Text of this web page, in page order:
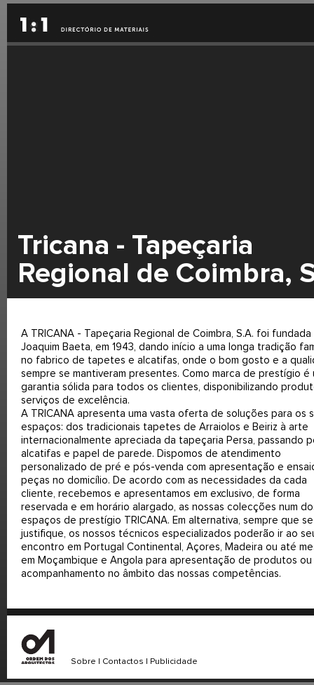
Tricana - Tapeçaria
Regional de Coimbra,
A TRICANA - Tapeçaria Regional de Coimbra, S.A. foi
Joaquim Baeta, em 1943, dando início a uma longa tradição
no fabrico de tapetes e alcatifas, onde o bom gosto e a
sempre se mantiveram presentes. Como marca de prestígio é
garantia sólida para todos os clientes, disponibilizando
serviços de excelência.
A TRICANA apresenta uma vasta oferta de soluções para os
espaços: dos tradicionais tapetes de Arraiolos e Beiriz à arte
internacionalmente apreciada da tapeçaria Persa, passando
alcatifas e papel de parede. Dispomos de atendimento
personalizado de pré e pós-venda com apresentação e
peças no domicílio. De acordo com as necessidades da cada
cliente, recebemos e apresentamos em exclusivo, de forma
reservada e em horário alargado, as nossas colecções num
espaços de prestígio TRICANA. Em alternativa, sempre que se
justifique, os nossos técnicos especializados poderão ir ao
encontro em Portugal Continental, Açores, Madeira ou até
em Moçambique e Angola para apresentação de produtos ou
acompanhamento no âmbito das nossas competências.
Sobre Contactos Publicidade